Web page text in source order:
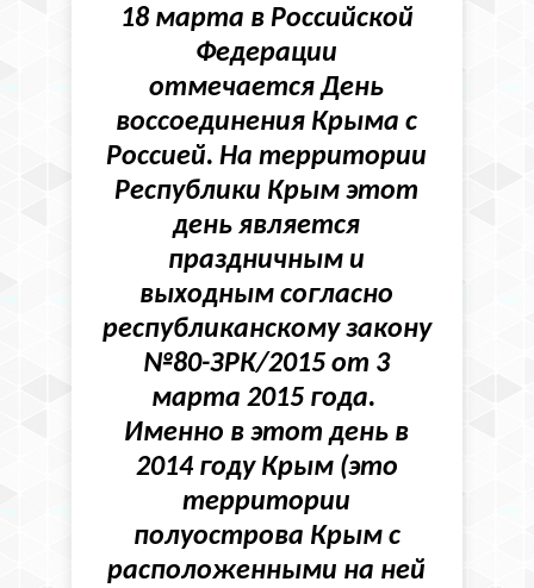
18 марта в Российской
Федерации
отмечаетсяДень
воссоединения Крыма с
Россией. На территории
Республики Крым этот
день является
праздничным и
выходным согласно
республиканскому закону
№80-ЗРК/2015 от 3
марта 2015 года.
Именно в этот день в
2014 году Крым (это
территории
полуострова Крым с
расположенными на ней